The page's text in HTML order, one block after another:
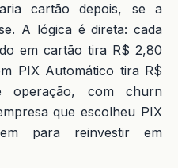
cartão depois, se a
A lógica é direta: cada
em cartão tira R$ 2,80
PIX Automático tira R$
operação, com churn
que escolheu PIX
para reinvestir em